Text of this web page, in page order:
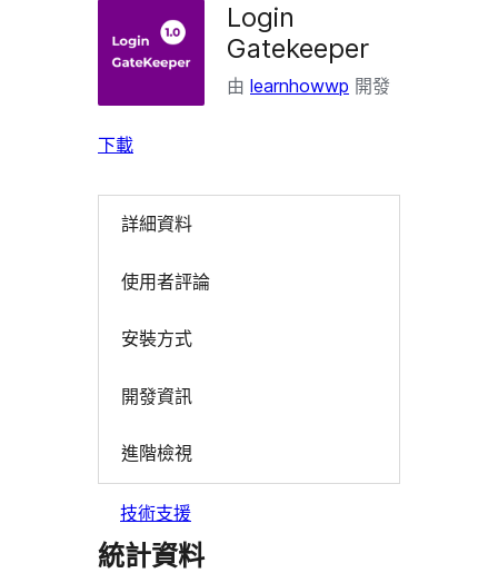
Login
Gatekeeper
由 learnhowwp 開發
下載
詳細資料
使用者評論
安裝方式
開發資訊
進階檢視
技術支援
統計資料